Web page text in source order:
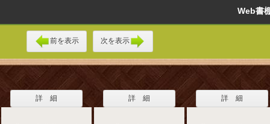
Web
前を表示 次を表示
詳 細 詳 細 詳 細